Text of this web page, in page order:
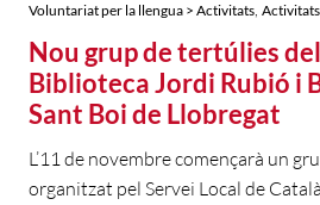
Voluntariat per la llengua > Activitats
Nou grup de tertúlies
Biblioteca Jordi Rubió i
Sant Boi de Llobregat
L’11 de novembre començarà un
organitzat pel Servei Local de